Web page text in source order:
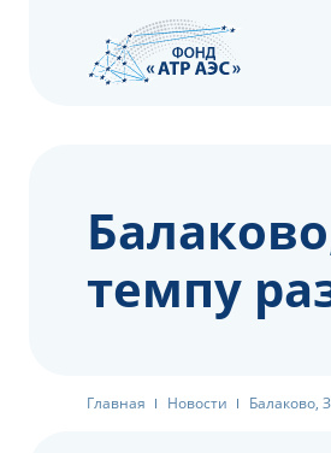
темпу
Главная Новости Балаково,